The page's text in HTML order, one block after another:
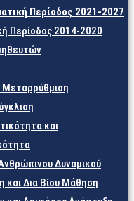
Περίοδος 2021-2027
Περίοδος 2014-2020
Μεταρρύθμιση
και
Δυναμικού
και Δια Βίου Μάθηση